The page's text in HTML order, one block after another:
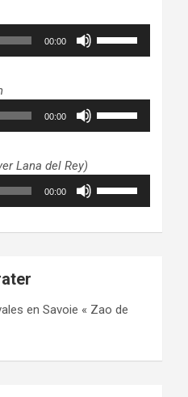
pour
augmenter
ou
volume.
00:00
pour
augmenter
ou
volume.
00:00
pour
augmenter
ou
Lana del Rey)
00:00
haut/bas
le
en Savoie « Zao de